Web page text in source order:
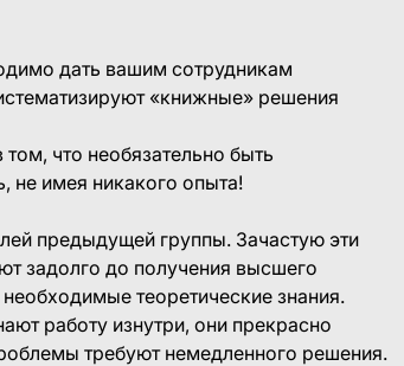
дать вашим сотрудникам
«книжные» решения
что необязательно быть
не имея никакого опыта!
предыдущей группы. Зачастую эти
задолго до получения высшего
теоретические знания.
работу изнутри, они прекрасно
требуют немедленного решения.